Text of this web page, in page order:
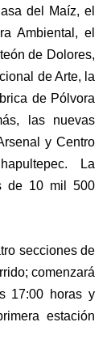
del Maíz, el
Ambiental, el
de Dolores,
de Arte, la
de Pólvora
las nuevas
y Centro
La
de 10 mil 500
secciones de
comenzará
17:00 horas y
estación